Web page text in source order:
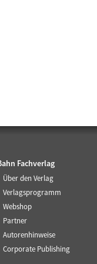
Fachverlag
Über den Verlag
Verlagsprogramm
Webshop
Partner
Autorenhinweise
Corporate Publishing